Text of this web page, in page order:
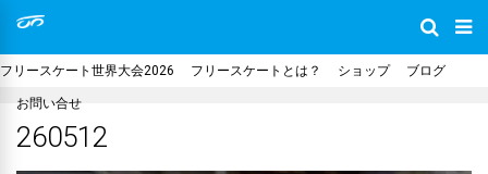
フリースケート世界大会2026 フリースケートとは？ ショップ ブログ
お問い合せ
260512